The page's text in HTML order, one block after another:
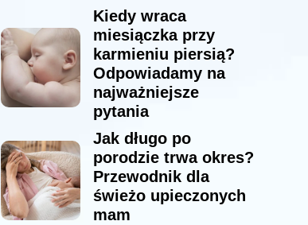
Kiedy wraca
miesiączka przy
karmieniu piersią?
Odpowiadamy na
najważniejsze
pytania
Jak długo po
porodzie trwa okres?
Przewodnik dla
świeżo upieczonych
mam